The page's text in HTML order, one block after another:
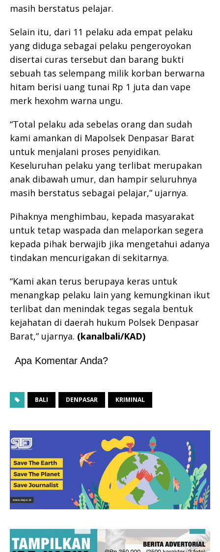
masih berstatus pelajar.
Selain itu, dari 11 pelaku ada empat pelaku
yang diduga sebagai pelaku pengeroyokan
disertai curas tersebut dan barang bukti
sebuah tas selempang milik korban berwarna
hitam berisi uang tunai Rp 1 juta dan vape
merk hexohm warna ungu.
“Total pelaku ada sebelas orang dan sudah
kami amankan di Mapolsek Denpasar Barat
untuk menjalani proses penyidikan.
Keseluruhan pelaku yang terlibat merupakan
anak dibawah umur, dan hampir seluruhnya
masih berstatus sebagai pelajar,” ujarnya.
Pihaknya menghimbau, kepada masyarakat
untuk tetap waspada dan melaporkan segera
kepada pihak berwajib jika mengetahui adanya
tindakan mencurigakan di sekitarnya.
“Kami akan terus berupaya keras untuk
menangkap pelaku lain yang kemungkinan ikut
terlibat dan menindak tegas segala bentuk
kejahatan di daerah hukum Polsek Denpasar
Barat,” ujarnya. (kanalbali/KAD)
Apa Komentar Anda?
BALI DENPASAR KRIMINAL